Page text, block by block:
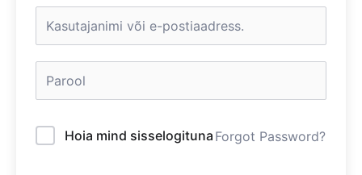
Hoia mind sisselogituna Forgot Password?